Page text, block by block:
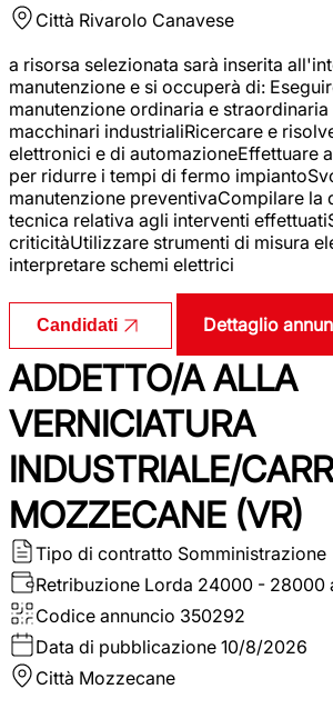
Città Rivarolo Canavese
a risorsa selezionata sarà inserita
manutenzione e si occuperà di:
manutenzione ordinaria e
macchinari industrialiRicercare e
elettronici e di automazioneEffettuare
per ridurre i tempi di fermo
manutenzione preventivaCompilare la
tecnica relativa agli interventi
criticitàUtilizzare strumenti di misura
interpretare schemi elettrici
Candidati Dettaglio
ADDETTO/A ALLA
VERNICIATURA
INDUSTRIALE/
MOZZECANE (VR)
Tipo di contratto Somministrazione
Retribuzione Lorda 24000 - 28000
Codice annuncio 350292
Data di pubblicazione 10/8/2026
Città Mozzecane